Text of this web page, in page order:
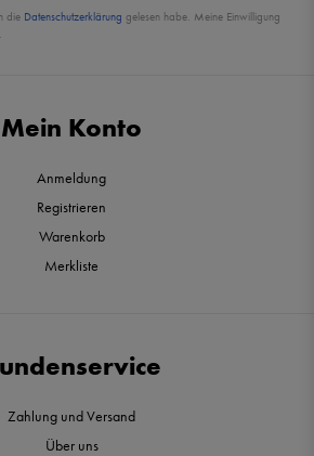
Mein Konto
Anmeldung
Registrieren
Warenkorb
Merkliste
Zahlung und Versand
Über uns
die Daten­schutz­erklärung gelesen habe. Meine Einwilligung